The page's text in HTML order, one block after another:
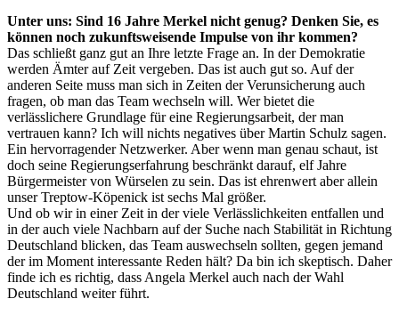
Unter uns: Sind 16 Jahre Merkel nicht genug? Denken Sie, es
können noch zukunftsweisende Impulse von ihr kommen?
Das schließt ganz gut an Ihre letzte Frage an. In der Demokratie
werden Ämter auf Zeit vergeben. Das ist auch gut so. Auf der
anderen Seite muss man sich in Zeiten der Verunsicherung auch
fragen, ob man das Team wechseln will. Wer bietet die
verlässlichere Grundlage für eine Regierungsarbeit, der man
vertrauen kann? Ich will nichts negatives über Martin Schulz sagen.
Ein hervorragender Netzwerker. Aber wenn man genau schaut, ist
doch seine Regierungserfahrung beschränkt darauf, elf Jahre
Bürgermeister von Würselen zu sein. Das ist ehrenwert aber allein
unser Treptow-Köpenick ist sechs Mal größer.
Und ob wir in einer Zeit in der viele Verlässlichkeiten entfallen und
in der auch viele Nachbarn auf der Suche nach Stabilität in Richtung
Deutschland blicken, das Team auswechseln sollten, gegen jemand
der im Moment interessante Reden hält? Da bin ich skeptisch. Daher
finde ich es richtig, dass Angela Merkel auch nach der Wahl
Deutschland weiter führt.